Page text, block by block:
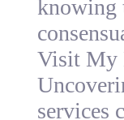
knowing
Visit My
services